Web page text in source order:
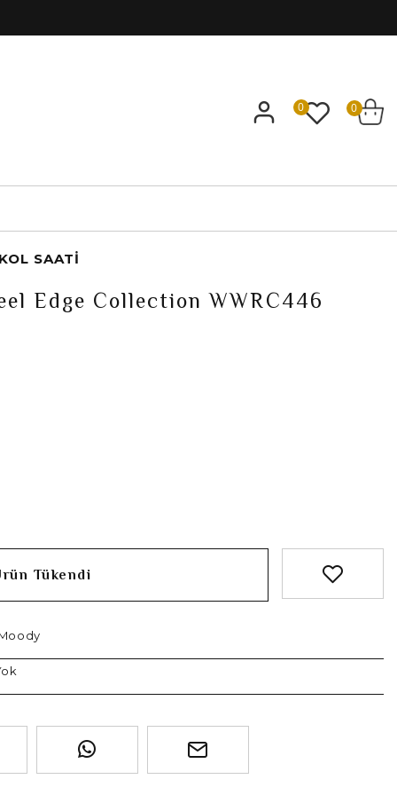
0 0
SAATI
Edge Collection WWRC446
Tükendi